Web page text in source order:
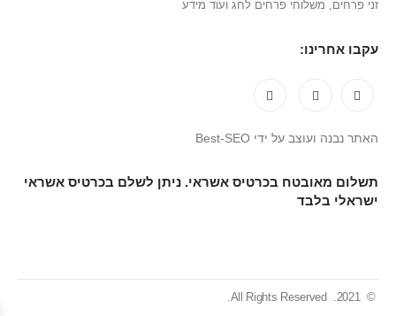
זני פרחים, משלוחי פרחים לחג ועוד מידע
עקבו אחרינו:
האתר נבנה ועוצב על ידי Best-SEO
תשלום מאובטח בכרטיס אשראי. ניתן לשלם בכרטיס אשראי
ישראלי בלבד
© 2021. All Rights Reserved.